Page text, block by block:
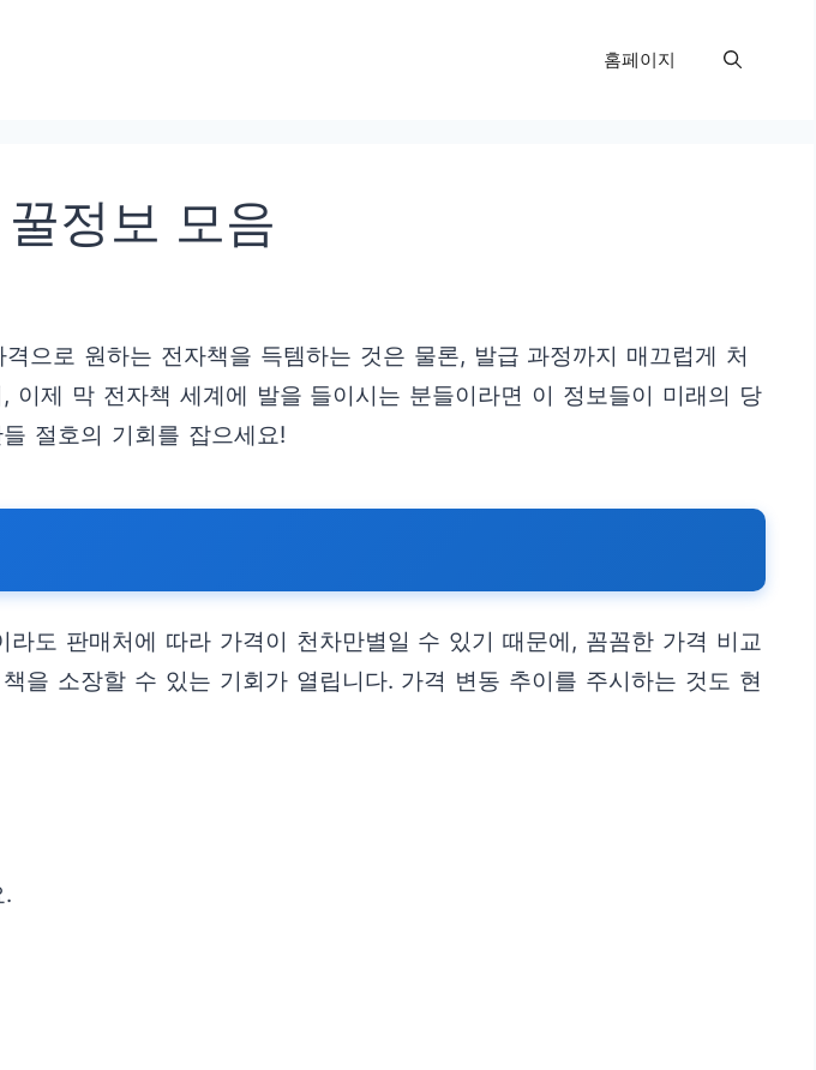
홈페이지
정보 모음
으로 원하는 전자책을 득템하는 것은 물론, 발급 과정까지 매끄럽게 처
제 막 전자책 세계에 발을 들이시는 분들이라면 이 정보들이 미래의 당
절호의 기회를 잡으세요!
도 판매처에 따라 가격이 천차만별일 수 있기 때문에, 꼼꼼한 가격 비교
을 소장할 수 있는 기회가 열립니다. 가격 변동 추이를 주시하는 것도 현
.